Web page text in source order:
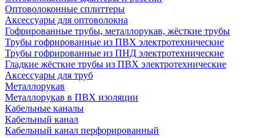
Оптоволоконные сплиттеры
Аксессуары для оптоволокна
Гофрированные трубы, металлорукав, жёсткие трубы
Трубы гофрированные из ПВХ электротехнические
Трубы гофрированные из ПНД электротехнические
Гладкие жёсткие трубы из ПВХ электротехнические
Аксессуары для труб
Металлорукав
Металлорукав в ПВХ изоляции
Кабельные каналы
Кабельный канал
Кабельный канал перфорированный